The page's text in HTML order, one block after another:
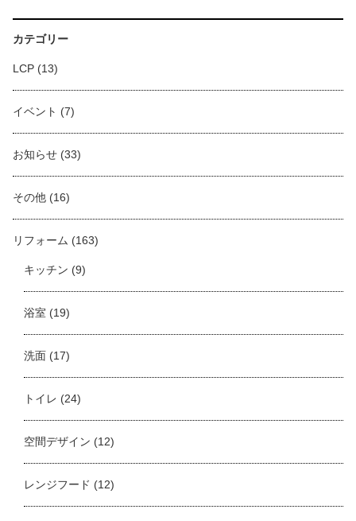
カテゴリー
LCP (13)
イベント (7)
お知らせ (33)
その他 (16)
リフォーム (163)
キッチン (9)
浴室 (19)
洗面 (17)
トイレ (24)
空間デザイン (12)
レンジフード (12)